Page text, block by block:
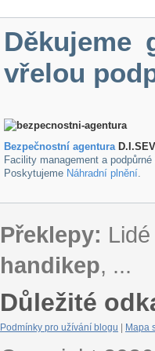
Děkujeme
vřelou
Bezpečnostní agentura
Facility management a
Poskytujeme Náhradní plnění.
Překlepy:
handikep, ...
Důležité
Podmínky pro užívání blogu Mapa